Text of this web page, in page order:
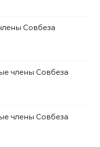
Совбеза
члены Совбеза
члены Совбеза